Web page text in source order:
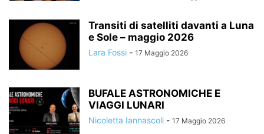
Transiti di satelliti davanti a Luna
e Sole – maggio 2026
Lara Fossi - 17 Maggio 2026
BUFALE ASTRONOMICHE E
VIAGGI LUNARI
Nicoletta Iannascoli - 17 Maggio 2026